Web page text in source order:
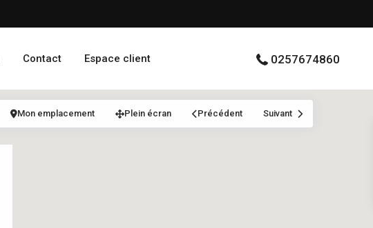
Contact Espace client 0257674860
Mon emplacement Plein écran Précédent Suivant